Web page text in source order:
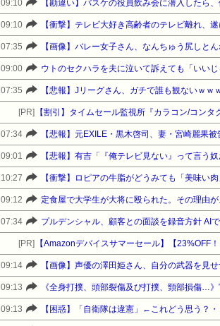
09:10
09:10 【衝撃】テレビ大好き高齢者のテレビ離れ、
07:35 【画像】バレー女子さん、なんちゅう尻しと
09:00
07:35 【悲報】Jリーグさん、ガチで誰も観ないｗｗ
[PR] 【割引】タイムセール監視所『カラコン/コンタ
07:34
09:01
10:27 【衝撃】ロピアの牛脂がどうみても「美味い
09:12 定食屋で大学生が大将に殴られた。その理由が
07:34 プルデンシャル、顧客との面談を録音方針 AI
[PR]
09:14 【画像】声優の澤田姫さん、自分の武器を見
09:13
09:13 【困惑】「自衛隊は違憲」←これどう思う？・